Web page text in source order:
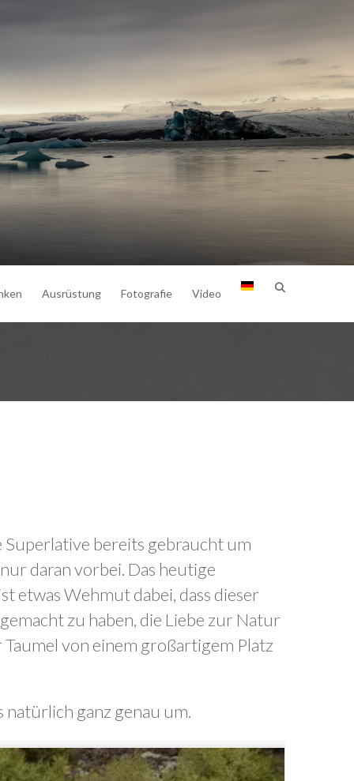
Ausrüstung Fotografie Video
Superlative bereits gebraucht um
daran vorbei. Das heutige
etwas Wehmut dabei, dass dieser
zu haben, die Liebe zur Natur
von einem großartigem Platz
natürlich ganz genau um.